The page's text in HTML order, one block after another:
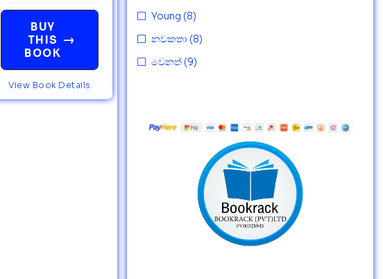
BUY
THIS
BOOK
→
View Book Details
Young (8)
නවකතා (8)
වෙනත් (9)